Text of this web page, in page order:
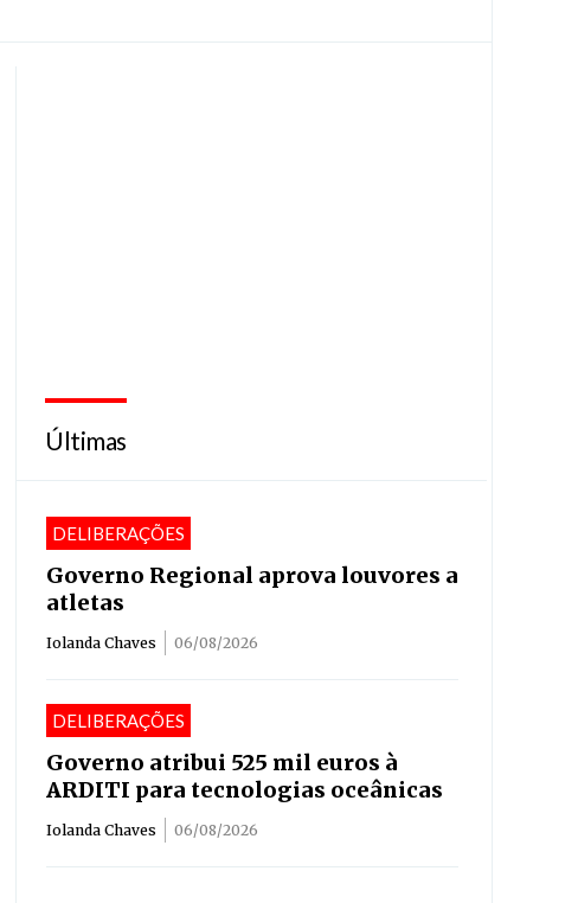
Últimas
DELIBERAÇÕES
Governo Regional aprova louvores a
atletas
Iolanda Chaves 06/08/2026
DELIBERAÇÕES
Governo atribui 525 mil euros à
ARDITI para tecnologias oceânicas
Iolanda Chaves 06/08/2026